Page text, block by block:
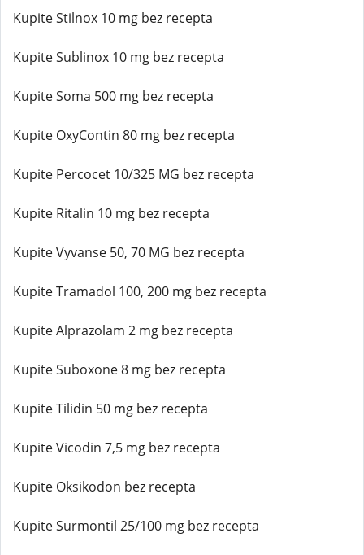
Kupite Stilnox 10 mg bez recepta
Kupite Sublinox 10 mg bez recepta
Kupite Soma 500 mg bez recepta
Kupite OxyContin 80 mg bez recepta
Kupite Percocet 10/325 MG bez recepta
Kupite Ritalin 10 mg bez recepta
Kupite Vyvanse 50, 70 MG bez recepta
Kupite Tramadol 100, 200 mg bez recepta
Kupite Alprazolam 2 mg bez recepta
Kupite Suboxone 8 mg bez recepta
Kupite Tilidin 50 mg bez recepta
Kupite Vicodin 7,5 mg bez recepta
Kupite Oksikodon bez recepta
Kupite Surmontil 25/100 mg bez recepta